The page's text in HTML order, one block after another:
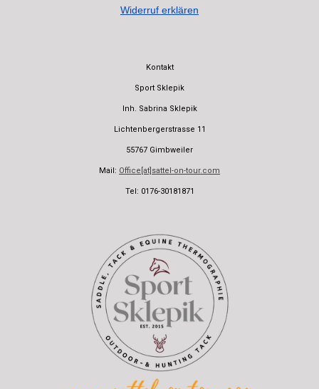
Widerruf erklären
Kontakt
Sport Sklepik
Inh. Sabrina Sklepik
Lichtenbergerstrasse 11
55767 Gimbweiler
Mail: Office[at]sattel-on-tour.com
Tel: 0176-30181871